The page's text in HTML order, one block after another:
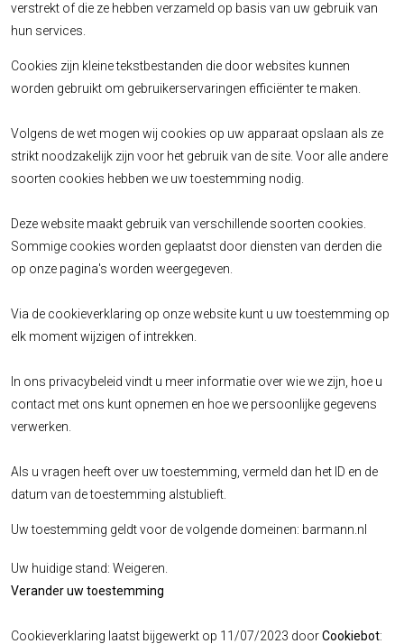
verstrekt of die ze hebben verzameld op basis van uw gebruik van
hun services.
Cookies zijn kleine tekstbestanden die door websites kunnen
worden gebruikt om gebruikerservaringen efficiënter te maken.
Volgens de wet mogen wij cookies op uw apparaat opslaan als ze
strikt noodzakelijk zijn voor het gebruik van de site. Voor alle andere
soorten cookies hebben we uw toestemming nodig.
Deze website maakt gebruik van verschillende soorten cookies.
Sommige cookies worden geplaatst door diensten van derden die
op onze pagina's worden weergegeven.
Via de cookieverklaring op onze website kunt u uw toestemming op
elk moment wijzigen of intrekken.
In ons privacybeleid vindt u meer informatie over wie we zijn, hoe u
contact met ons kunt opnemen en hoe we persoonlijke gegevens
verwerken.
Als u vragen heeft over uw toestemming, vermeld dan het ID en de
datum van de toestemming alstublieft.
Uw toestemming geldt voor de volgende domeinen: barmann.nl
Uw huidige stand: Weigeren.
Verander uw toestemming
Cookieverklaring laatst bijgewerkt op 11/07/2023 doorCookiebot: